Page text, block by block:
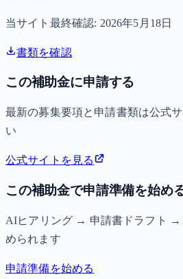
当サイト最終確認: 2026年5月18日
書類を確認
この補助金に申請する
最新の募集要項と申請書類は公式
い
公式サイトを見る
この補助金で申請準備を始め
AIヒアリング → 申請書ドラフト →
められます
申請準備を始める